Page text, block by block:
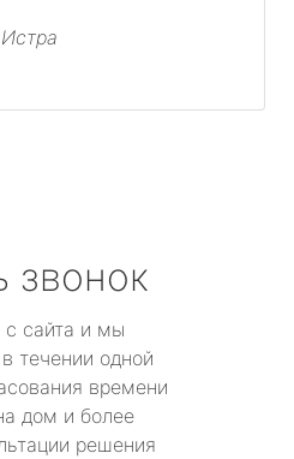
звонок
с сайта и мы
течении одной
времени
дом и более
решения